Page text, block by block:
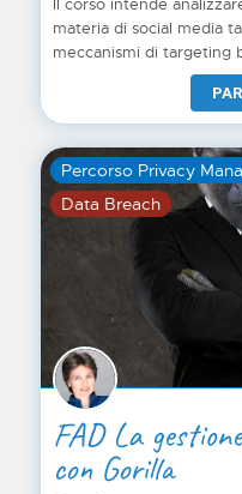
Il corso intende
materia di social media
meccanismi di targeting
Percorso Privacy
Data Breach
FAD La
con Gorilla